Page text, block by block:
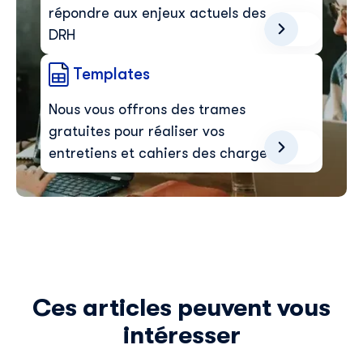
répondre aux enjeux actuels des
DRH
Templates
Nous vous offrons des trames
gratuites pour réaliser vos
entretiens et cahiers des charges
Ces articles peuvent vous
intéresser